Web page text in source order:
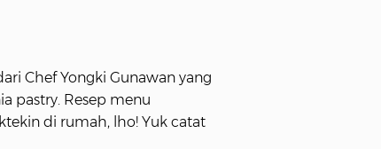
Chef Yongki Gunawan yang
pastry. Resep menu
di rumah, lho! Yuk catat